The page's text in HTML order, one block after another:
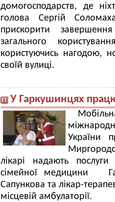
домогосподарств, де
голова Сергій
прискорити
загального
користуючись нагодою,
своїй вулиці.
У Гаркушинцях
України
лікарі надають
сімейної медицини
Сапункова та лікар-
місцевій амбулаторії.